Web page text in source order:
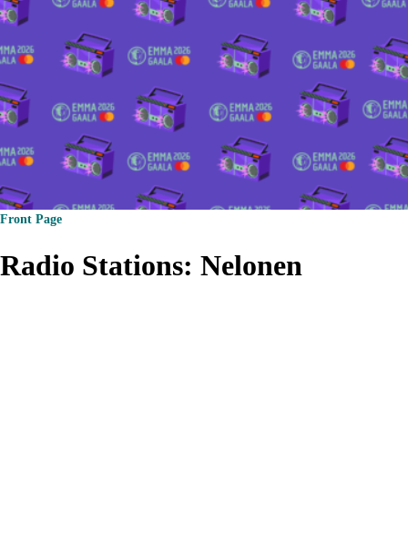
Front Page
Radio Stations: Nelonen